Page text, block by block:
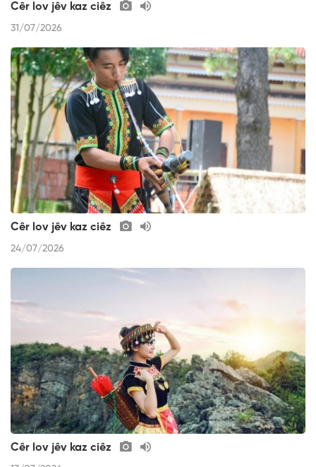
Cêr lov jêv kaz ciêz
31/07/2026
Cêr lov jêv kaz ciêz
24/07/2026
Cêr lov jêv kaz ciêz